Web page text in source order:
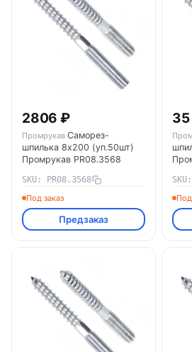
2806 ₽
Промрукав Саморез-
шпилька 8х200 (уп.50шт)
Промрукав PR08.3568
SKU: PR08.3568
Под заказ
Предзаказ
Под